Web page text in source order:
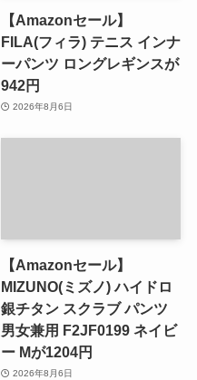
【Amazonセール】
FILA(フィラ) テニス インナ
ーパンツ ロングレギンスが
942円
2026年8月6日
【Amazonセール】
MIZUNO(ミズノ) ハイドロ
銀チタン スクラブ パンツ
男女兼用 F2JF0199 ネイビ
ー Mが1204円
2026年8月6日